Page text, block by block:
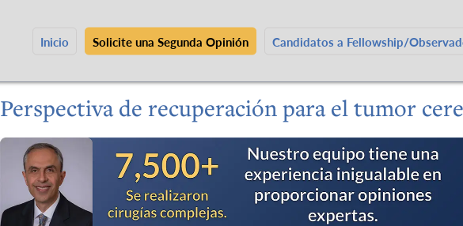
Inicio Solicite una Segunda Opinión Candidatos a Fellowship/
Perspectiva de recuperación para el tumor